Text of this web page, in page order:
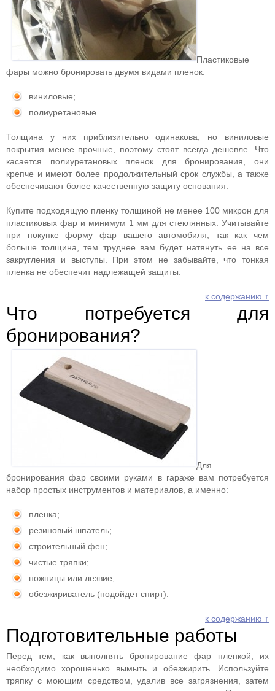
Пластиковые
фары можно бронировать двумя видами пленок:
виниловые;
полиуретановые.
Толщина у них приблизительно одинакова, но виниловые
покрытия менее прочные, поэтому стоят всегда дешевле. Что
касается полиуретановых пленок для бронирования, они
крепче и имеют более продолжительный срок службы, а также
обеспечивают более качественную защиту основания.
Купите подходящую пленку толщиной не менее 100 микрон для
пластиковых фар и минимум 1 мм для стеклянных. Учитывайте
при покупке форму фар вашего автомобиля, так как чем
больше толщина, тем труднее вам будет натянуть ее на все
закругления и выступы. При этом не забывайте, что тонкая
пленка не обеспечит надлежащей защиты.
к содержанию ↑
Что потребуется для
бронирования?
Для
бронирования фар своими руками в гараже вам потребуется
набор простых инструментов и материалов, а именно:
пленка;
резиновый шпатель;
строительный фен;
чистые тряпки;
ножницы или лезвие;
обезжириватель (подойдет спирт).
к содержанию ↑
Подготовительные работы
Перед тем, как выполнять бронирование фар пленкой, их
необходимо хорошенько вымыть и обезжирить. Используйте
тряпку с моющим средством, удалив все загрязнения, затем